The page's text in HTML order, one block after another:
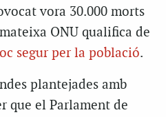
vora 30.000 morts
ONU qualifica de
segur per la població.
plantejades amb
que el Parlament de